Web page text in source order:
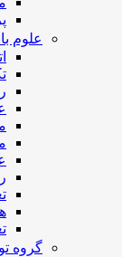
علوم
گروه